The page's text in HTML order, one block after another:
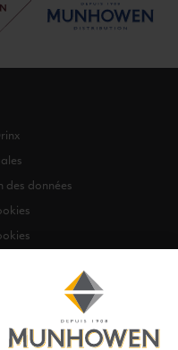
des données
droits réservés